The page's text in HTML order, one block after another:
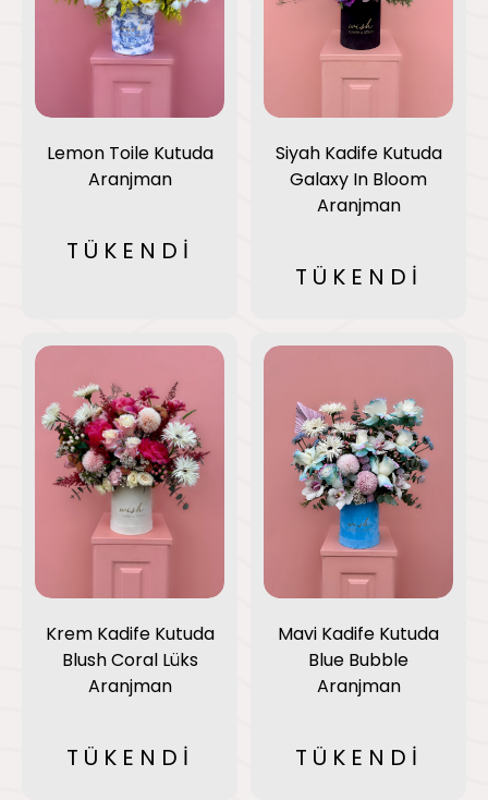
Lemon Toile Kutuda
Aranjman
TÜKENDİ
Siyah Kadife Kutuda
Galaxy In Bloom
Aranjman
TÜKENDİ
Krem Kadife Kutuda
Blush Coral Lüks
Aranjman
TÜKENDİ
Mavi Kadife Kutuda
Blue Bubble
Aranjman
TÜKENDİ